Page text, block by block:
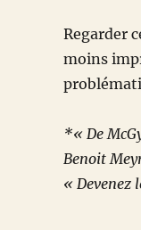
Regarder
moins
*« De
Benoit
« Devenez